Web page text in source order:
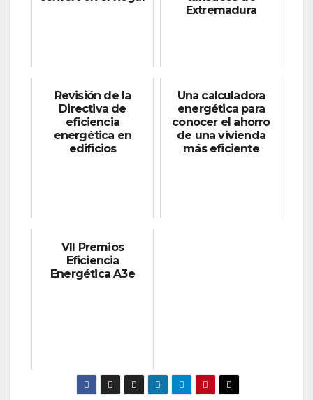
Extremadura
Revisión de la
Directiva de
eficiencia
energética en
edificios
Una calculadora
energética para
conocer el ahorro
de una vivienda
más eficiente
VII Premios
Eficiencia
Energética A3e